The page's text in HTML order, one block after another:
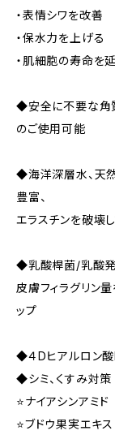
・表情シワを改善
・保水力を上げる
・肌細胞の寿命を
◆安全に不要な角
のご使用可能
◆海洋深層水、天然
豊富、
エラスチンを破壊
◆乳酸桿菌/乳酸
皮膚フィラグリン
ップ
◆４Dヒアルロン
◆シミ、くすみ対策
⭐ナイアシンアミド
⭐ブドウ果実エキス